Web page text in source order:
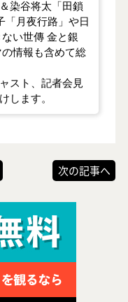
染谷将太「田鎖
「月夜行路」や日
い世傳 金と銀
情報も含めて総
スト、記者会見
します。
次の記事へ